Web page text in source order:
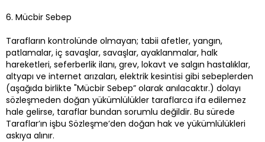
6. Mücbir Sebep
Tarafların kontrolünde olmayan; tabii afetler, yangın,
patlamalar, iç savaşlar, savaşlar, ayaklanmalar, halk
hareketleri, seferberlik ilanı, grev, lokavt ve salgın hastalıklar,
altyapı ve internet arızaları, elektrik kesintisi gibi sebeplerden
(aşağıda birlikte "Mücbir Sebep” olarak anılacaktır.) dolayı
sözleşmeden doğan yükümlülükler taraflarca ifa edilemez
hale gelirse, taraflar bundan sorumlu değildir. Bu sürede
Taraflar’ın işbu Sözleşme’den doğan hak ve yükümlülükleri
askıya alınır.